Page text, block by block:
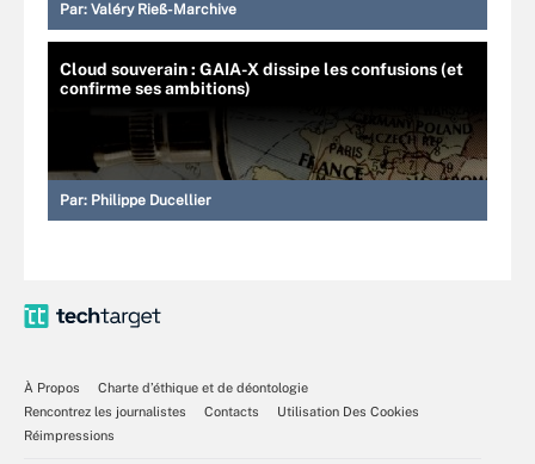
Par: Valéry Rieß-Marchive
Cloud souverain : GAIA-X dissipe les confusions (et
confirme ses ambitions)
Par: Philippe Ducellier
À Propos
Charte d’éthique et de déontologie
Rencontrez les journalistes
Contacts
Utilisation Des Cookies
Réimpressions